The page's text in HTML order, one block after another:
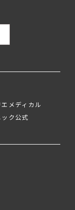
メディカル
ク公式